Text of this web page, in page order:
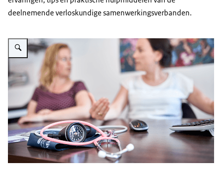
deelnemende verloskundige samenwerkingsverbanden.
Vergroot afbeelding Twee dames in een dokterspraktijk